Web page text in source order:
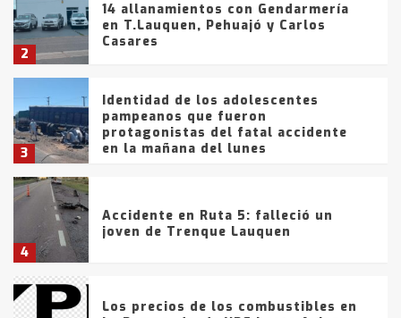
2
14 allanamientos con Gendarmería
en T.Lauquen, Pehuajó y Carlos
Casares
3
Identidad de los adolescentes
pampeanos que fueron
protagonistas del fatal accidente
en la mañana del lunes
4
Accidente en Ruta 5: falleció un
joven de Trenque Lauquen
Los precios de los combustibles en